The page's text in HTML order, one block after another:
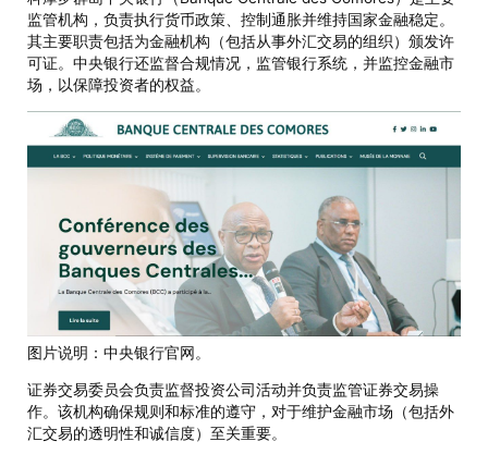
监管机构，负责执行货币政策、控制通胀并维持国家金融稳定。
其主要职责包括为金融机构（包括从事外汇交易的组织）颁发许
可证。中央银行还监督合规情况，监管银行系统，并监控金融市
场，以保障投资者的权益。
图片说明：中央银行官网。
证券交易委员会负责监督投资公司活动并负责监管证券交易操
作。该机构确保规则和标准的遵守，对于维护金融市场（包括外
汇交易的透明性和诚信度）至关重要。